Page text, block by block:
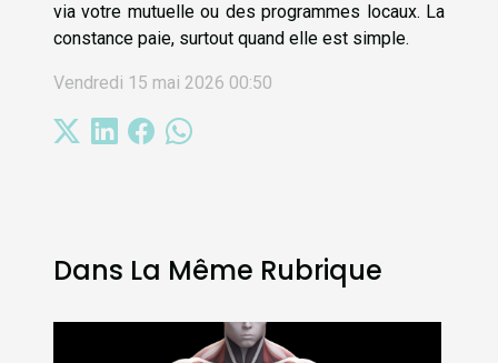
via votre mutuelle ou des programmes locaux. La
constance paie, surtout quand elle est simple.
Vendredi 15 mai 2026 00:50
Dans La Même Rubrique